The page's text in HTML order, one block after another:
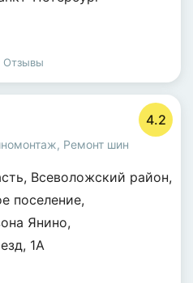
Отзывы
4.2
, Ремонт шин
, Всеволожский район,
поселение,
Янино,
, 1А